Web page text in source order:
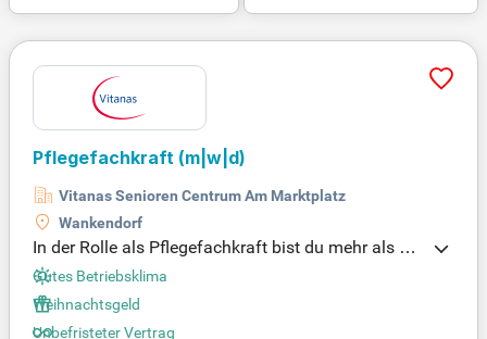
Pflegefachkraft (m|w|d)
Vitanas Senioren Centrum Am Marktplatz
Wankendorf
In der Rolle als Pflegefachkraft bist du mehr als nu
r ein medizinischer Helfer; du bist ein wertvoller We
gbegleiter und Zuhörer. Dein Fachwissen und deine
Empathie fördern das Wohlbefinden unserer Bewo
Gutes Betriebsklima
Weihnachtsgeld
Unbefristeter Vertrag